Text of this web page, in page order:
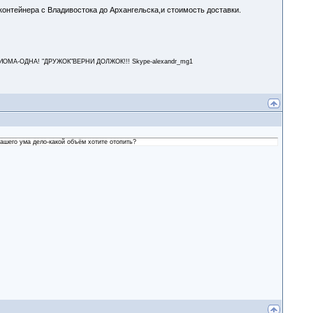
с Владивостока до Архангельска,и стоимость доставки.
ОДНА! "ДРУЖОК"ВЕРНИ ДОЛЖОК!!! Skype-alexandr_mg1
ума дело-какой объём хотите отопить?